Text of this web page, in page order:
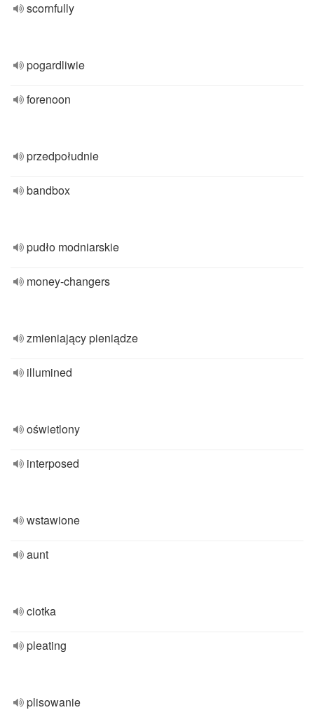
scornfully
pogardliwie
forenoon
przedpołudnie
bandbox
pudło modniarskie
money-changers
zmieniający pieniądze
illumined
oświetlony
interposed
wstawione
aunt
ciotka
pleating
plisowanie